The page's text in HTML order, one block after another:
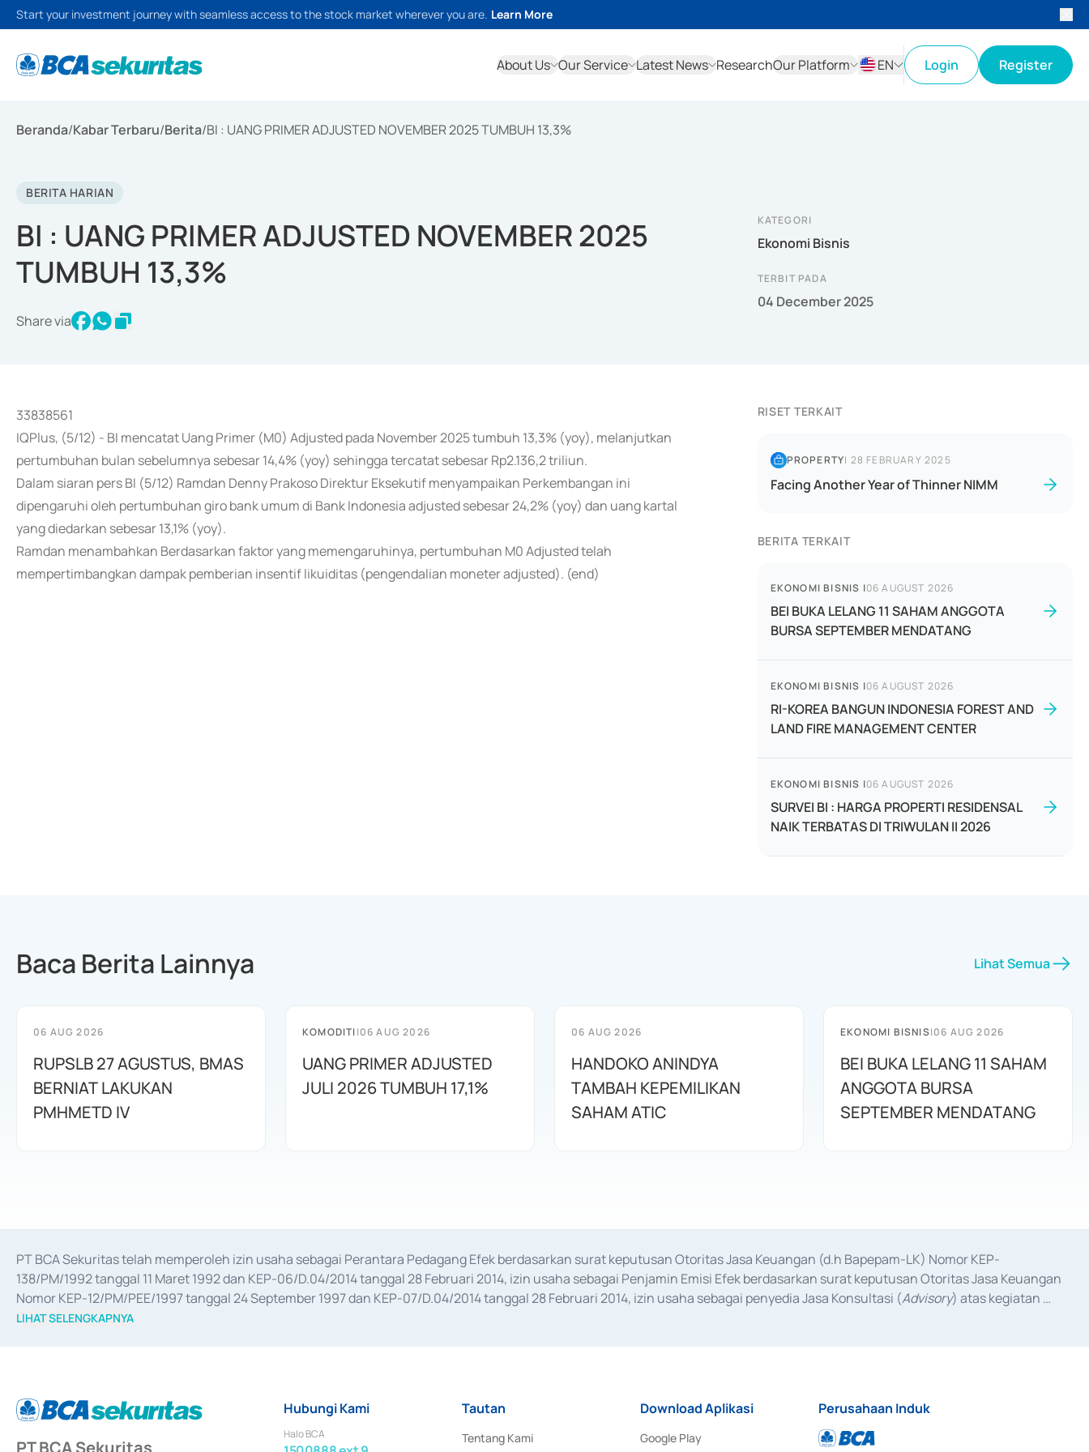
Start your investment journey with seamless access to the stock market wherever you are. Learn More
About Us Our Service Latest News ResearchOur Platform
EN
Login Register
Beranda/Kabar Terbaru/Berita/BI : UANG PRIMER ADJUSTED NOVEMBER 2025 TUMBUH 13,3%
BERITA HARIAN
BI : UANG PRIMER ADJUSTED NOVEMBER 2025
TUMBUH 13,3%
Share via
KATEGORI
Ekonomi Bisnis
TERBIT PADA
04 December 2025
33838561
IQPlus, (5/12) - BI mencatat Uang Primer (M0) Adjusted pada November 2025 tumbuh 13,3% (yoy), melanjutkan
pertumbuhan bulan sebelumnya sebesar 14,4% (yoy) sehingga tercatat sebesar Rp2.136,2 triliun.
Dalam siaran pers BI (5/12) Ramdan Denny Prakoso Direktur Eksekutif menyampaikan Perkembangan ini
dipengaruhi oleh pertumbuhan giro bank umum di Bank Indonesia adjusted sebesar 24,2% (yoy) dan uang kartal
yang diedarkan sebesar 13,1% (yoy).
Ramdan menambahkan Berdasarkan faktor yang memengaruhinya, pertumbuhan M0 Adjusted telah
mempertimbangkan dampak pemberian insentif likuiditas (pengendalian moneter adjusted). (end)
RISET TERKAIT
PROPERTY| 28 FEBRUARY 2025
Facing Another Year of Thinner NIMM
BERITA TERKAIT
EKONOMI BISNIS |06 AUGUST 2026
BEI BUKA LELANG 11 SAHAM ANGGOTA
BURSA SEPTEMBER MENDATANG
EKONOMI BISNIS |06 AUGUST 2026
RI-KOREA BANGUN INDONESIA FOREST AND
LAND FIRE MANAGEMENT CENTER
EKONOMI BISNIS |06 AUGUST 2026
SURVEI BI : HARGA PROPERTI RESIDENSAL
NAIK TERBATAS DI TRIWULAN II 2026
Baca Berita Lainnya Lihat Semua
06 AUG 2026
RUPSLB 27 AGUSTUS, BMAS
BERNIAT LAKUKAN
PMHMETD IV
KOMODITI|06 AUG 2026
UANG PRIMER ADJUSTED
JULI 2026 TUMBUH 17,1%
06 AUG 2026
HANDOKO ANINDYA
TAMBAH KEPEMILIKAN
SAHAM ATIC
EKONOMI BISNIS|06 AUG 2026
BEI BUKA LELANG 11 SAHAM
ANGGOTA BURSA
SEPTEMBER MENDATANG
PT BCA Sekuritas telah memperoleh izin usaha sebagai Perantara Pedagang Efek berdasarkan surat keputusan Otoritas Jasa Keuangan (d.h Bapepam-LK) Nomor KEP-
138/PM/1992 tanggal 11 Maret 1992 dan KEP-06/D.04/2014 tanggal 28 Februari 2014, izin usaha sebagai Penjamin Emisi Efek berdasarkan surat keputusan Otoritas Jasa Keuangan
Nomor KEP-12/PM/PEE/1997 tanggal 24 September 1997 dan KEP-07/D.04/2014 tanggal 28 Februari 2014, izin usaha sebagai penyedia Jasa Konsultasi (Advisory) atas kegiatan
merger, akuisisi, divestasi, dan
LIHAT SELENGKAPNYA
PT BCA Sekuritas
Hubungi Kami
Halo BCA
Tautan
Tentang Kami
Download Aplikasi
Google Play
Perusahaan Induk